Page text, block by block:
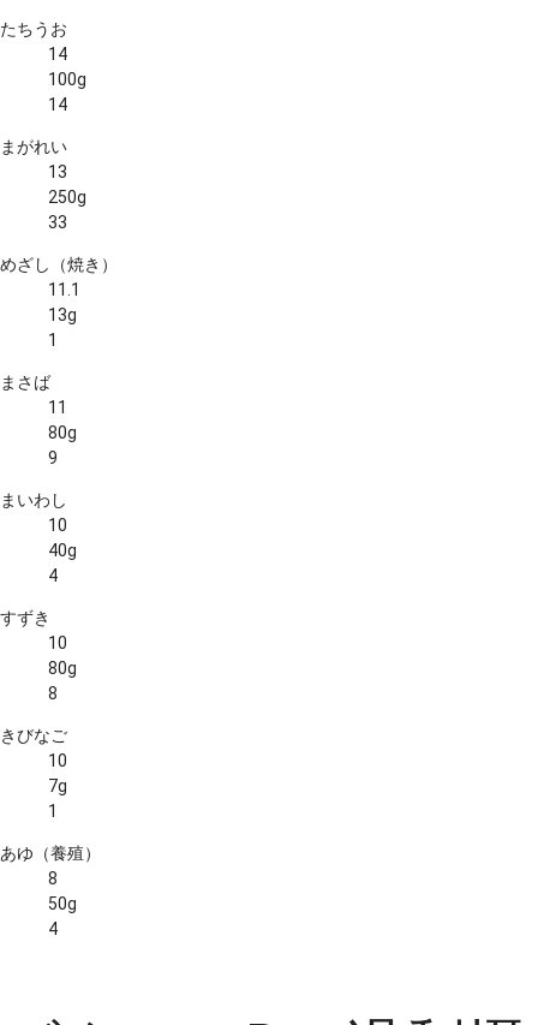
たちうお
14
100g
14
まがれい
13
250g
33
めざし（焼き）
11.1
13g
1
まさば
11
80g
9
まいわし
10
40g
4
すずき
10
80g
8
きびなご
10
7g
1
あゆ（養殖）
8
50g
4